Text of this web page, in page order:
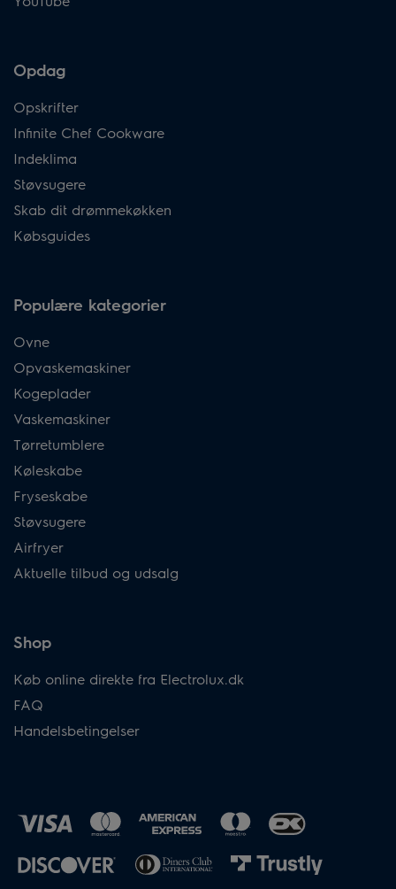
Opdag
Opskrifter
Infinite Chef Cookware
Indeklima
Støvsugere
Skab dit drømmekøkken
Købsguides
Populære kategorier
Ovne
Opvaskemaskiner
Kogeplader
Vaskemaskiner
Tørretumblere
Køleskabe
Fryseskabe
Støvsugere
Airfryer
Aktuelle tilbud og udsalg
Shop
Køb online direkte fra Electrolux.dk
FAQ
Handelsbetingelser